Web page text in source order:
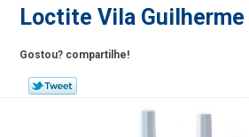
Loctite Vila Guilherme
Gostou? compartilhe!